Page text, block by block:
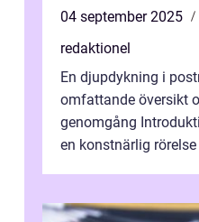
04 september 2025
redaktionel
En djupdykning i
omfattande översikt
genomgång
en konstnärlig